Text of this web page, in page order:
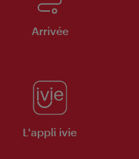
Arrivée
L'appli ivie